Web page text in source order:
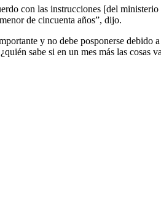
con las instrucciones [del
de cincuenta años”, dijo.
y no debe posponerse debido
sabe si en un mes más las cosas